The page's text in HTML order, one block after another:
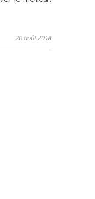
20 août 2018